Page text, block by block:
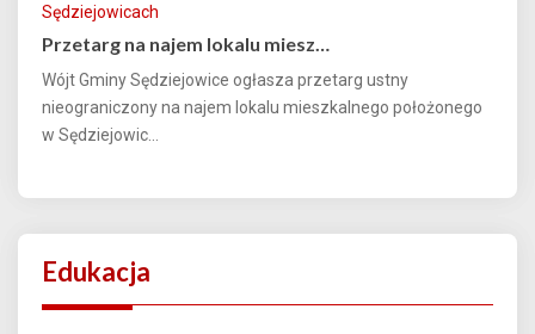
Przetarg na najem lokalu miesz…
Wójt Gminy Sędziejowice ogłasza przetarg ustny
nieograniczony na najem lokalu mieszkalnego położonego
w Sędziejowic...
Edukacja